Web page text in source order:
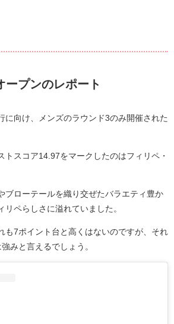
ープンのレポート
に向け、メンズのラウンド3のみ開催された
トスコア14.97をマークしたのはフィリペ・
ブローテールを織り交ぜたバラエティ豊か
リペらしさに溢れていました。
も7ポイント台と高くはないのですが、それ
みと言えるでしょう。